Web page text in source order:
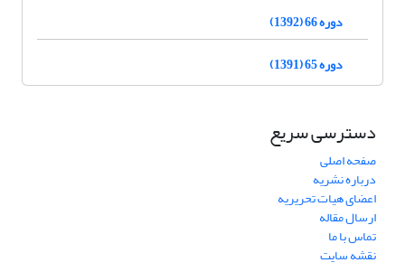
دوره 66 (1392)
دوره 65 (1391)
دسترسی سریع
صفحه اصلی
درباره نشریه
اعضای هیات تحریریه
ارسال مقاله
تماس با ما
نقشه سایت